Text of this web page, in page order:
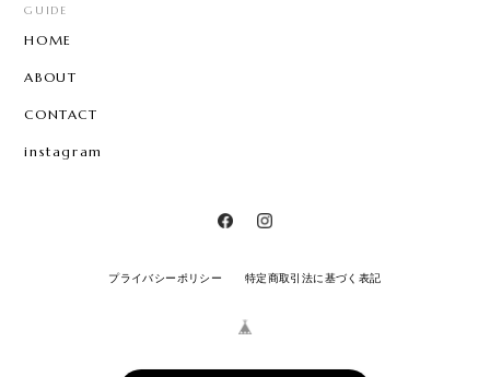
GUIDE
HOME
ABOUT
CONTACT
instagram
プライバシーポリシー 特定商取引法に基づく表記